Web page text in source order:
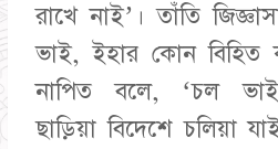
রাখে নাই’। তাঁতি
ভাই, ইহার কোন বিহিত
নাপিত বলে, ‘চল
ছাড়িয়া বিদেশে চলিয়া